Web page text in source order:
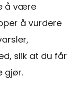
å være
å vurdere
slik at du får
gjør.